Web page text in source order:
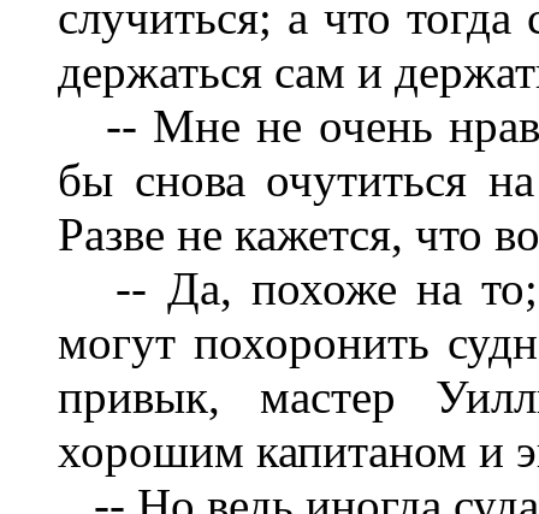
случиться; а что
держаться сам и
-- Мне не очень
бы снова очутиться
Разве не кажется, что
-- Да, похоже на то;
могут похоронить
привык, мастер
хорошим капитаном и